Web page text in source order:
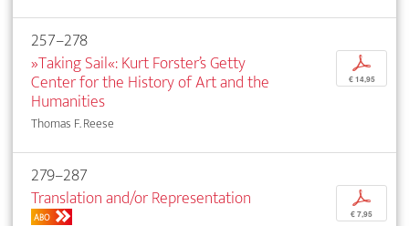
257–278
»Taking Sail«: Kurt Forster’s Getty
Center for the History of Art and the
Humanities
Thomas F. Reese
p
€ 14,95
279–287
Translation and/or Representation
ABO
p
€ 7,95